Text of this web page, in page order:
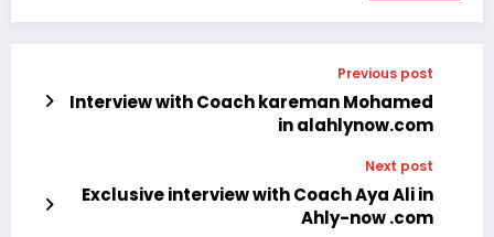
Previous post
Interview with Coach kareman Mohamed
in alahlynow.com
Next post
Exclusive interview with Coach Aya Ali in
Ahly-now .com